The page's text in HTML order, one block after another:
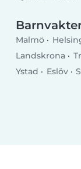
Malmö
Landskrona
Ystad
Eslöv